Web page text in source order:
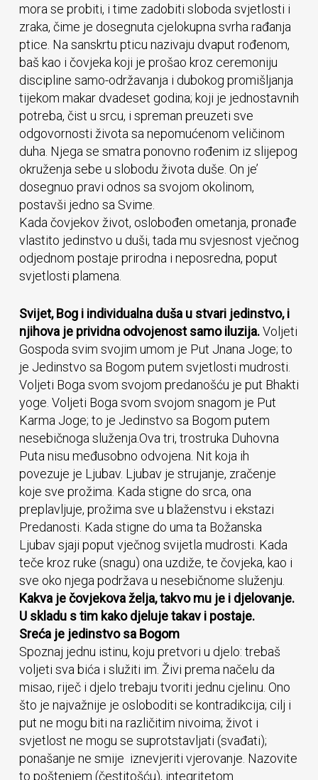
mora se probiti, i time zadobiti sloboda svjetlosti i
zraka, čime je dosegnuta cjelokupna svrha rađanja
ptice. Na sanskrtu pticu nazivaju dvaput rođenom,
baš kao i čovjeka koji je prošao kroz ceremoniju
discipline samo-održavanja i dubokog promišljanja
tijekom makar dvadeset godina; koji je jednostavnih
potreba, čist u srcu, i spreman preuzeti sve
odgovornosti života sa nepomućenom veličinom
duha. Njega se smatra ponovno rođenim iz slijepog
okruženja sebe u slobodu života duše. On je’
dosegnuo pravi odnos sa svojom okolinom,
postavši jedno sa Svime.
Kada čovjekov život, oslobođen ometanja, pronađe
vlastito jedinstvo u duši, tada mu svjesnost vječnog
odjednom postaje prirodna i neposredna, poput
svjetlosti plamena.
Svijet, Bog i individualna duša u stvari jedinstvo, i
njihova je prividna odvojenost samo iluzija.Voljeti
Gospoda svim svojim umom je Put Jnana Joge; to
je Jedinstvo sa Bogom putem svjetlosti mudrosti.
Voljeti Boga svom svojom predanošću je put Bhakti
yoge. Voljeti Boga svom svojom snagom je Put
Karma Joge; to je Jedinstvo sa Bogom putem
nesebičnoga služenja.Ova tri, trostruka Duhovna
Puta nisu međusobno odvojena. Nit koja ih
povezuje je Ljubav. Ljubav je strujanje, zračenje
koje sve prožima. Kada stigne do srca, ona
preplavljuje, prožima sve u blaženstvu i ekstazi
Predanosti. Kada stigne do uma ta Božanska
Ljubav sjaji poput vječnog svijetla mudrosti. Kada
teče kroz ruke (snagu) ona uzdiže, te čovjeka, kao i
sve oko njega podržava u nesebičnome služenju.
Kakva je čovjekova želja, takvo mu je i djelovanje.
U skladu s tim kako djeluje takav i postaje.
Sreća je jedinstvo sa Bogom
Spoznaj jednu istinu, koju pretvori u djelo: trebaš
voljeti sva bića i služiti im. Živi prema načelu da
misao, riječ i djelo trebaju tvoriti jednu cjelinu. Ono
što je najvažnije je osloboditi se kontradikcija; cilj i
put ne mogu biti na različitim nivoima; život i
svjetlost ne mogu se suprotstavljati (svađati);
ponašanje ne smije iznevjeriti vjerovanje. Nazovite
to poštenjem (čestitošću), integritetom